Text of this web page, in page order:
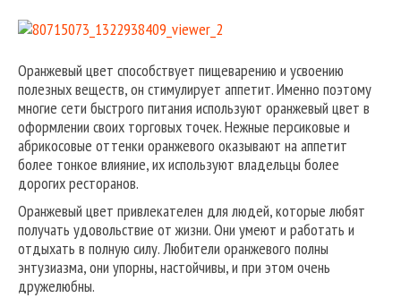
Оранжевый цвет способствует пищеварению и усвоению
полезных веществ, он стимулирует аппетит. Именно поэтому
многие сети быстрого питания используют оранжевый цвет в
оформлении своих торговых точек. Нежные персиковые и
абрикосовые оттенки оранжевого оказывают на аппетит
более тонкое влияние, их используют владельцы более
дорогих ресторанов.
Оранжевый цвет привлекателен для людей, которые любят
получать удовольствие от жизни. Они умеют и работать и
отдыхать в полную силу. Любители оранжевого полны
энтузиазма, они упорны, настойчивы, и при этом очень
дружелюбны.